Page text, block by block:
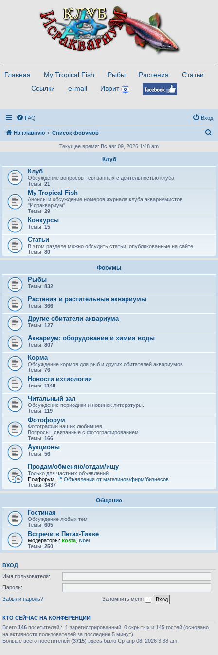
Главная My Tropical Fish Рыбы Растения
Статьи
Ссылки
e-mail Иврит
FAQ Вход
На главную Список форумов
с
Текущее время: Вс авг 09, 2026 1:48 am
Клуб
Клуб
Обсуждение вопросов , связанных с деятельностью клуба.
Темы: 21
My Tropical Fish
Анонсы и обсуждение номеров журнала клуба аквариумистов
"Исраквариум"
Темы: 29
Конкурсы
Темы: 15
Статьи
В этом разделе можно обсудить статьи, опубликованные на сайте.
Темы: 80
Форумы
Рыбы
Темы: 832
Растения и растительные аквариумы
Темы: 366
Другие обитатели аквариума
Темы: 127
Аквариум: оборудование и химия воды
Темы: 807
Корма
Обсуждение кормов для рыб и других обитателей аквариумов
Темы: 76
Новости ихтиологии
Темы: 1148
Читальный зал
Обсуждение периодики и новинок литературы.
Темы: 119
Фотофорум
Фотографии наших любимцев.
Вопросы , связанные с фотографированием.
Темы: 166
Аукционы
Темы: 56
Продам/обменяю/отдам/ищу
Только для частных объявлений
Подфорум:
Объявления от магазинов/фирм/бизнесов
Темы: 3437
Общение
Гостиная
Обсуждение любых тем
Темы: 605
Встречи в Петах-Тикве
Модераторы: kosta Noel
Темы: 250
ВХОД
Имя пользователя:
Пароль:
Забыли пароль?
Запомнить меня
КТО СЕЙЧАС НА КОНФЕРЕНЦИИ
Всего 146 посетителей :: 1 зарегистрированный, 0 скрытых и 145 гостей (основано
на активности пользователей за последние 5 минут)
Больше всего посетителей (3715) здесь было Ср апр 08, 2026 3:38 am